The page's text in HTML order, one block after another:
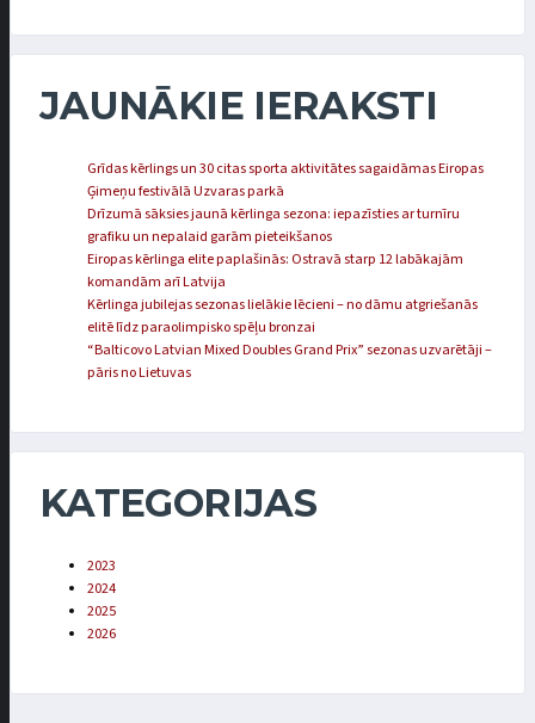
JAUNĀKIE IERAKSTI
Grīdas kērlings un 30 citas sporta aktivitātes sagaidāmas Eiropas
Ģimeņu festivālā Uzvaras parkā
Drīzumā sāksies jaunā kērlinga sezona: iepazīsties ar turnīru
grafiku un nepalaid garām pieteikšanos
Eiropas kērlinga elite paplašinās: Ostravā starp 12 labākajām
komandām arī Latvija
Kērlinga jubilejas sezonas lielākie lēcieni – no dāmu atgriešanās
elitē līdz paraolimpisko spēļu bronzai
“Balticovo Latvian Mixed Doubles Grand Prix” sezonas uzvarētāji –
pāris no Lietuvas
KATEGORIJAS
2023
2024
2025
2026